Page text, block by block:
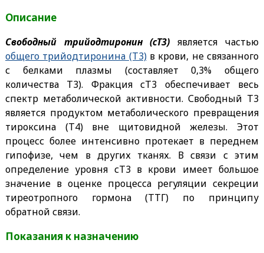
Описание
Свободный трийодтиронин (сТ3) является частью
общего трийодтиронина (Т3)в крови, не связанного
с белками плазмы (составляет 0,3% общего
количества Т3). Фракция сТ3 обеспечивает весь
спектр метаболической активности. Свободный Т3
является продуктом метаболического превращения
тироксина (Т4) вне щитовидной железы. Этот
процесс более интенсивно протекает в переднем
гипофизе, чем в других тканях. В связи с этим
определение уровня сТ3 в крови имеет большое
значение в оценке процесса регуляции секреции
тиреотропного гормона (ТТГ) по принципу
обратной связи.
Показания к назначению